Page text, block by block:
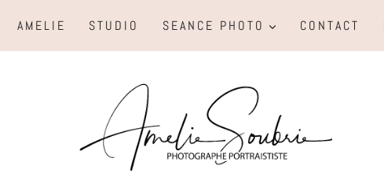
AMELIE STUDIO SEANCE PHOTO CONTACT